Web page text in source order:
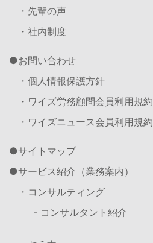
・先輩の声
・社内制度
お問い合わせ
・個人情報保護方針
・ワイズ労務顧問会員利用規約
・ワイズニュース会員利用規約
サイトマップ
サービス紹介（業務案内）
・コンサルティング
- コンサルタント紹介